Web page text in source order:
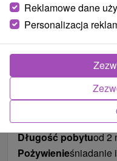
Długość pobytuod 2
Pożywienieśniadanie
Reklamowe dane
Personalizacja